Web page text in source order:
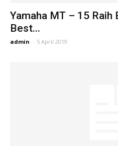
Yamaha MT – 15 Raih
Best...
admin - 5 April 2019